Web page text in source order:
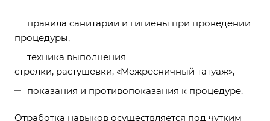
правила санитарии и гигиены при проведении
процедуры,
техника выполнения
стрелки, растушевки, «Межресничный татуаж»,
показания и противопоказания к процедуре.
Отработка навыков осуществляется под чутким